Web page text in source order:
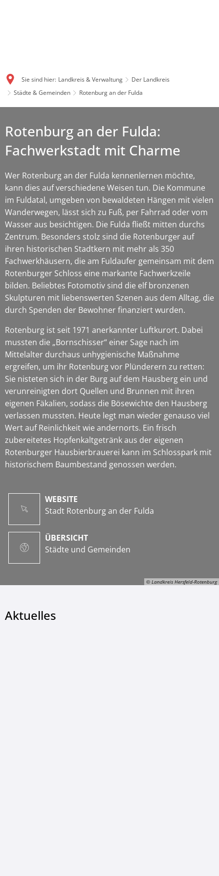
Sie sind hier: Landkreis & Verwaltung
Der Landkreis
Städte & Gemeinden
Rotenburg an der Fulda
© Landkreis Hersfeld-Rotenburg
Rotenburg an der Fulda:
Fachwerkstadt mit Charme
Wer Rotenburg an der Fulda kennenlernen möchte,
kann dies auf verschiedene Weisen tun. Die Kommune
im Fuldatal, umgeben von bewaldeten Hängen mit vielen
Wanderwegen, lässt sich zu Fuß, per Fahrrad oder vom
Wasser aus besichtigen. Die Fulda fließt mitten durchs
Zentrum. Besonders stolz sind die Rotenburger auf
ihren historischen Stadtkern mit mehr als 350
Fachwerkhäusern, die am Fuldaufer gemeinsam mit dem
Rotenburger Schloss eine markante Fachwerkzeile
bilden. Beliebtes Fotomotiv sind die elf bronzenen
Skulpturen mit liebenswerten Szenen aus dem Alltag, die
durch Spenden der Bewohner finanziert wurden.
Rotenburg ist seit 1971 anerkannter Luftkurort. Dabei
mussten die „Bornschisser“ einer Sage nach im
Mittelalter durchaus unhygienische Maßnahme
ergreifen, um ihr Rotenburg vor Plünderern zu retten:
Sie nisteten sich in der Burg auf dem Hausberg ein und
verunreinigten dort Quellen und Brunnen mit ihren
eigenen Fäkalien, sodass die Bösewichte den Hausberg
verlassen mussten. Heute legt man wieder genauso viel
Wert auf Reinlichkeit wie andernorts. Ein frisch
zubereitetes Hopfenkaltgetränk aus der eigenen
Rotenburger Hausbierbrauerei kann im Schlosspark mit
historischem Baumbestand genossen werden.
WEBSITE
Stadt Rotenburg an der Fulda
ÜBERSICHT
Städte und Gemeinden
Aktuelles